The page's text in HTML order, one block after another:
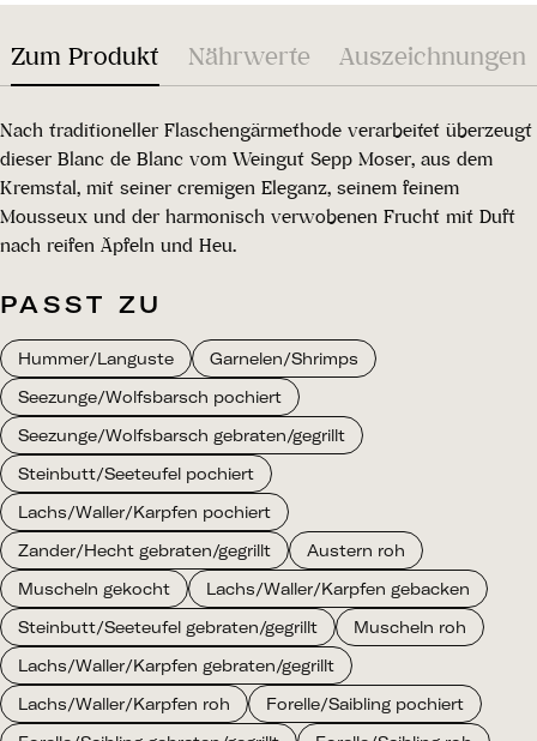
Zum Produkt Nährwerte Auszeichnungen
Nach traditioneller Flaschengärmethode verarbeitet überzeugt
dieser Blanc de Blanc vom Weingut Sepp Moser, aus dem
Kremstal, mit seiner cremigen Eleganz, seinem feinem
Mousseux und der harmonisch verwobenen Frucht mit Duft
nach reifen Äpfeln und Heu.
PASST ZU
Hummer/Languste
Garnelen/Shrimps
Seezunge/Wolfsbarsch pochiert
Seezunge/Wolfsbarsch gebraten/gegrillt
Steinbutt/Seeteufel pochiert
Lachs/Waller/Karpfen pochiert
Zander/Hecht gebraten/gegrillt
Austern roh
Muscheln gekocht
Lachs/Waller/Karpfen gebacken
Steinbutt/Seeteufel gebraten/gegrillt
Muscheln roh
Lachs/Waller/Karpfen gebraten/gegrillt
Lachs/Waller/Karpfen roh
Forelle/Saibling pochiert